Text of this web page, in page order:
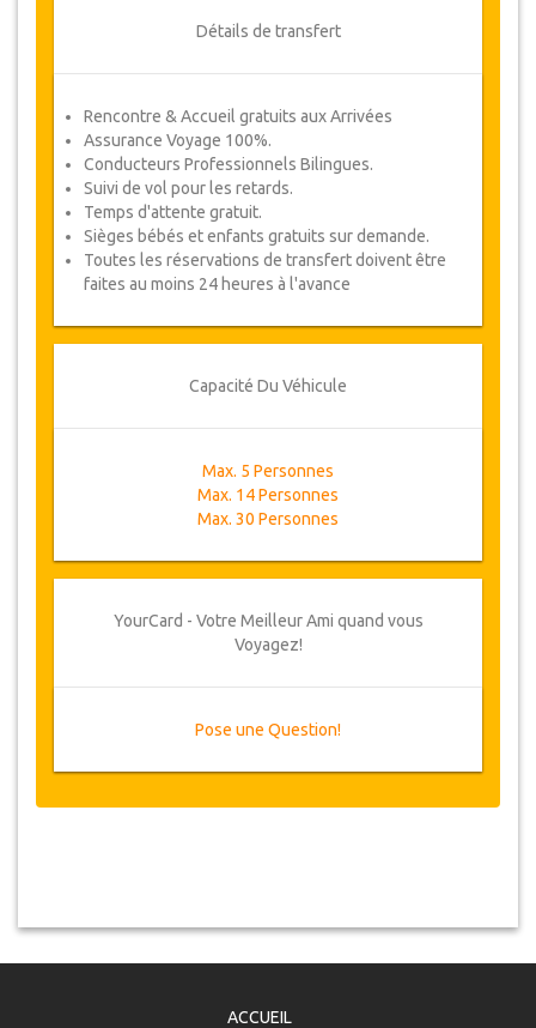
Détails de transfert
Rencontre & Accueil gratuits aux Arrivées
Assurance Voyage 100%.
Conducteurs Professionnels Bilingues.
Suivi de vol pour les retards.
Temps d'attente gratuit.
Sièges bébés et enfants gratuits sur demande.
Toutes les réservations de transfert doivent être
faites au moins 24 heures à l'avance
Capacité Du Véhicule
Max. 5 Personnes
Max. 14 Personnes
Max. 30 Personnes
YourCard - Votre Meilleur Ami quand vous
Voyagez!
Pose une Question!
ACCUEIL